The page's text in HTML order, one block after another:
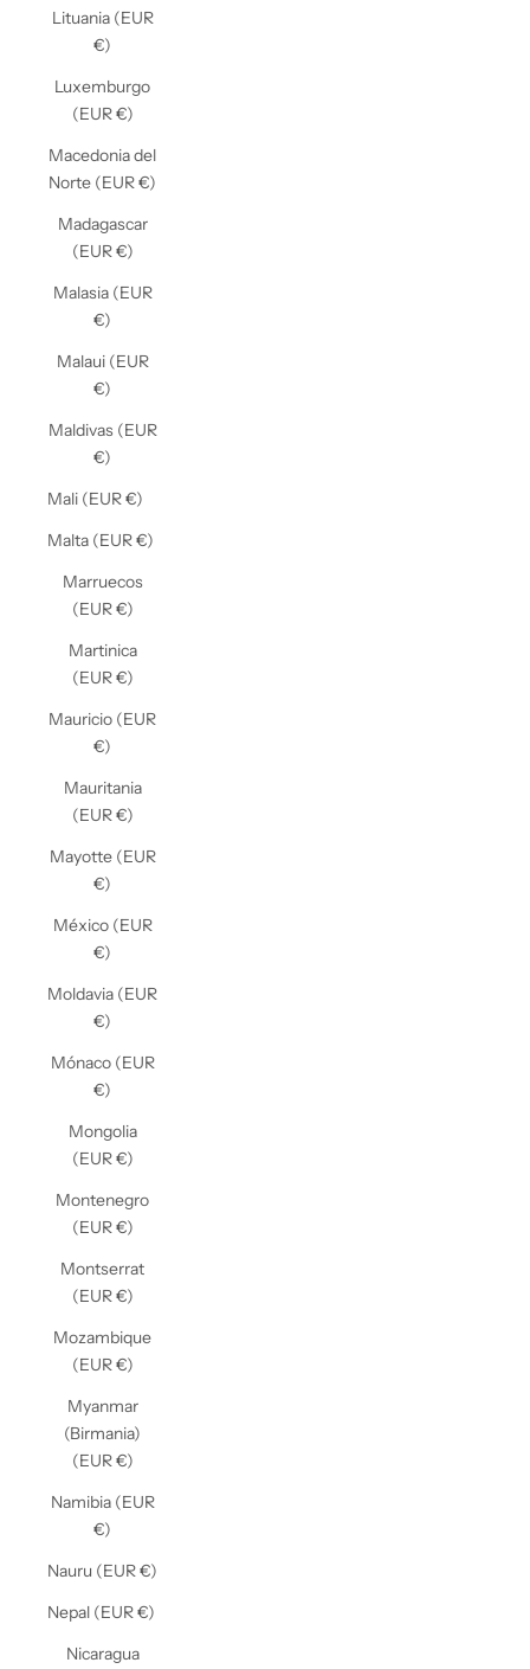
Lituania (EUR
€)
Luxemburgo
(EUR €)
Macedonia del
Norte (EUR €)
Madagascar
(EUR €)
Malasia (EUR
€)
Malaui (EUR
€)
Maldivas (EUR
€)
Mali (EUR €)
Malta (EUR €)
Marruecos
(EUR €)
Martinica
(EUR €)
Mauricio (EUR
€)
Mauritania
(EUR €)
Mayotte (EUR
€)
México (EUR
€)
Moldavia (EUR
€)
Mónaco (EUR
€)
Mongolia
(EUR €)
Montenegro
(EUR €)
Montserrat
(EUR €)
Mozambique
(EUR €)
Myanmar
(Birmania)
(EUR €)
Namibia (EUR
€)
Nauru (EUR €)
Nepal (EUR €)
Nicaragua